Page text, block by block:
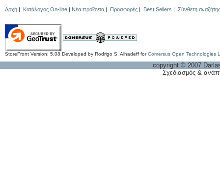
Αρχή | Κατάλογος On-line | Νέα προϊόντα | Προσφορές | Best Sellers | Σύνθετη
StoreFront Version: 5.08 Developed by Rodrigo S. Alhadeff forComersus Open Technologies
copyright © 2007
Σχεδιασμός &